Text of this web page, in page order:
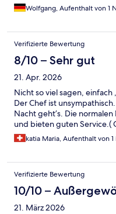
Wolfgang, Aufenthalt von 1
Verifizierte Bewertung
8/10 – Sehr gut
21. Apr. 2026
Nicht so viel sagen,
Der Chef ist
Nacht geht’s. Die
und bieten guten Service.(
katia Maria, Aufenthalt von 1
Verifizierte Bewertung
10/10 –
21. März 2026